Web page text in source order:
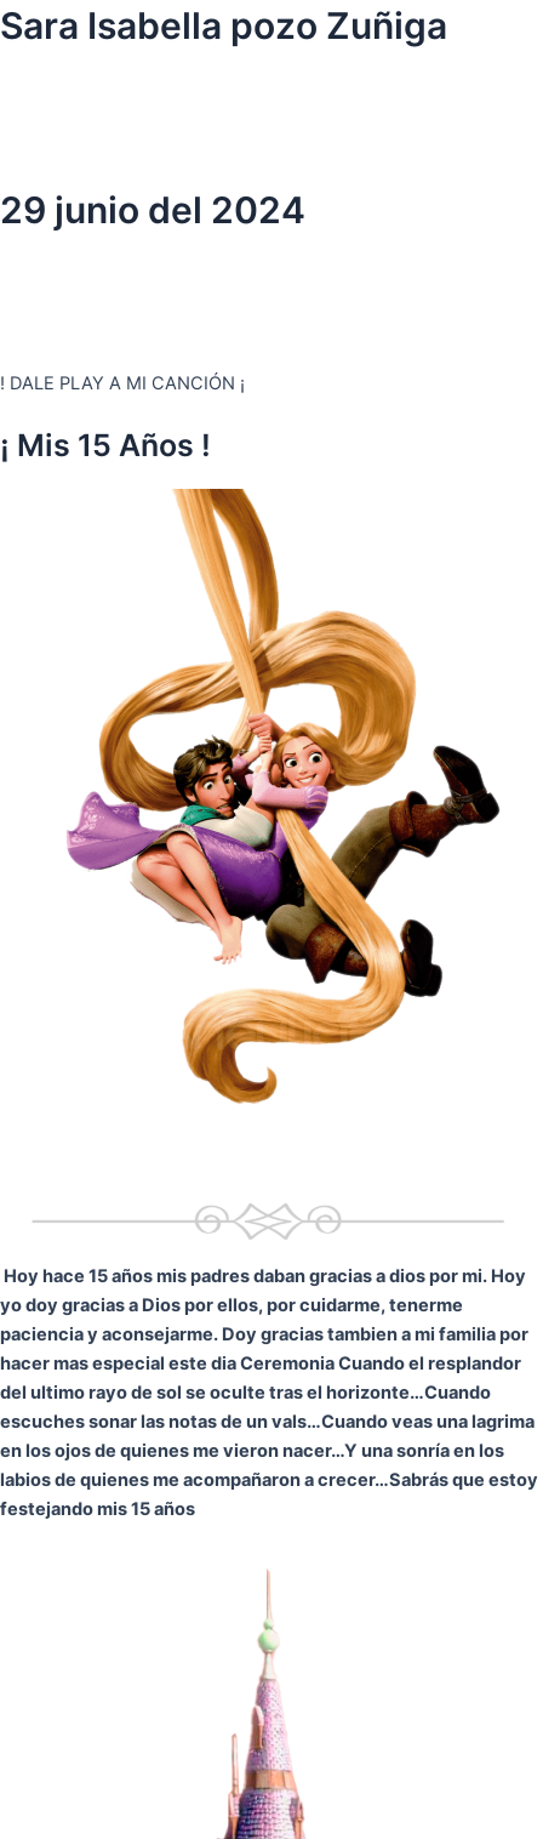
Ir
al
Sara Isabella pozo Zuñiga
29 junio del 2024
! DALE PLAY A MI CANCIÓN ¡
¡ Mis 15 Años !
Hoy hace 15 años mis padres daban gracias a dios por mi. Hoy
yo doy gracias a Dios por ellos, por cuidarme, tenerme
paciencia y aconsejarme. Doy gracias tambien a mi familia por
hacer mas especial este dia CeremoniaCuando el resplandor
del ultimo rayo de sol se oculte tras el horizonte…Cuando
escuches sonar las notas de un vals…Cuando veas una lagrima
en los ojos de quienes me vieron nacer…Y una sonría en los
labios de quienes me acompañaron a crecer…Sabrás que estoy
festejando mis 15 años